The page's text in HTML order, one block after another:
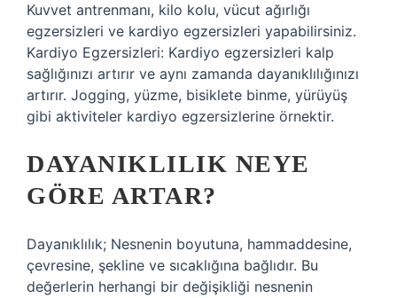
Kuvvet antrenmanı, kilo kolu, vücut ağırlığı
egzersizleri ve kardiyo egzersizleri yapabilirsiniz.
Kardiyo Egzersizleri: Kardiyo egzersizleri kalp
sağlığınızı artırır ve aynı zamanda dayanıklılığınızı
artırır. Jogging, yüzme, bisiklete binme, yürüyüş
gibi aktiviteler kardiyo egzersizlerine örnektir.
DAYANIKLILIK NEYE
GÖRE ARTAR?
Dayanıklılık; Nesnenin boyutuna, hammaddesine,
çevresine, şekline ve sıcaklığına bağlıdır. Bu
değerlerin herhangi bir değişikliği nesnenin